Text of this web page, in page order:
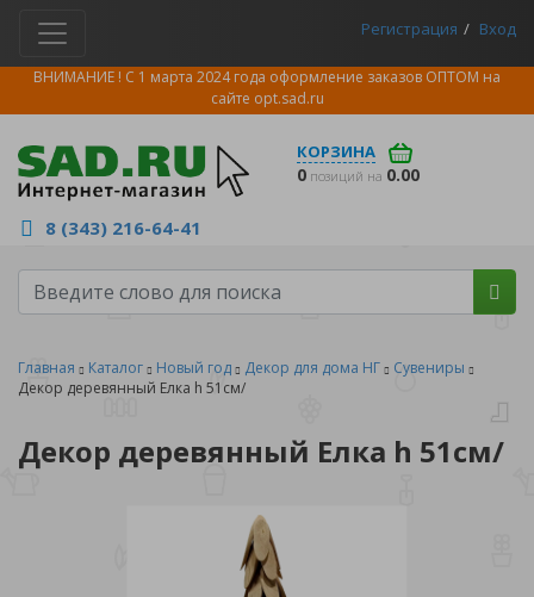
Регистрация Вход
ВНИМАНИЕ ! С 1 марта 2024 года оформление заказов ОПТОМ на
сайте opt.sad.ru
КОРЗИНА
0 позиций на 0.00
8 (343) 216-64-41
Главная Каталог Новый год Декор для дома НГ
Сувениры
Декор деревянный Елка h 51см/
Декор деревянный Елка h 51см/